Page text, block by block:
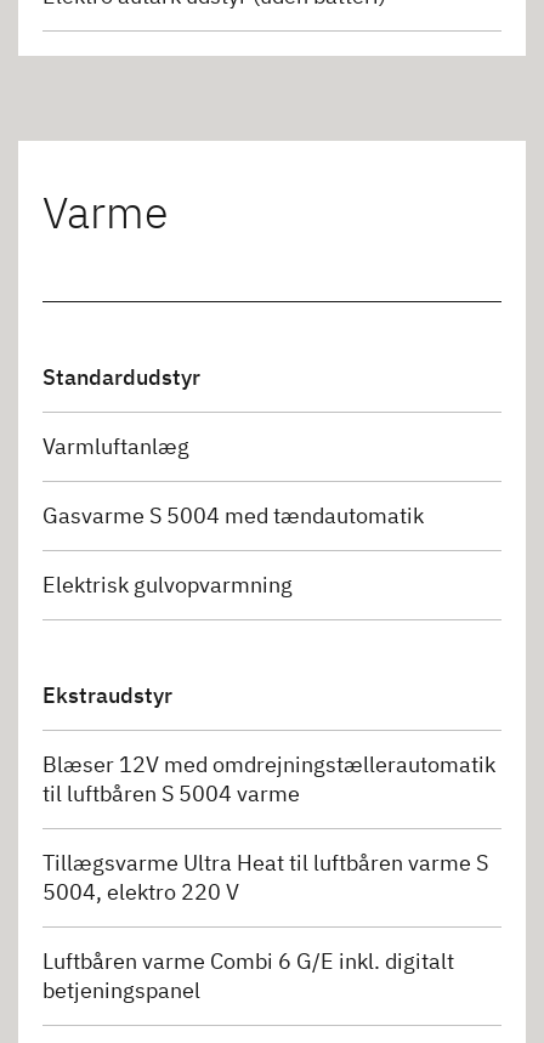
Varme
Standardudstyr
Varmluftanlæg
Gasvarme S 5004 med tændautomatik
Elektrisk gulvopvarmning
Ekstraudstyr
Blæser 12V med omdrejningstællerautomatik
til luftbåren S 5004 varme
Tillægsvarme Ultra Heat til luftbåren varme S
5004, elektro 220 V
Luftbåren varme Combi 6 G/E inkl. digitalt
betjeningspanel